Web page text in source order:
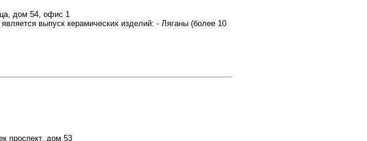
дом 54, офис 1
выпуск керамических изделий: - Ляганы (более 10
проспект, дом 53